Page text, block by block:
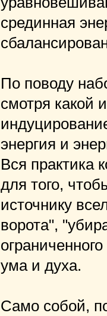
срединная
По поводу
смотря какой
энергия и
Вся практика
для того,
источнику
ворота",
ума и духа.
Само собой,